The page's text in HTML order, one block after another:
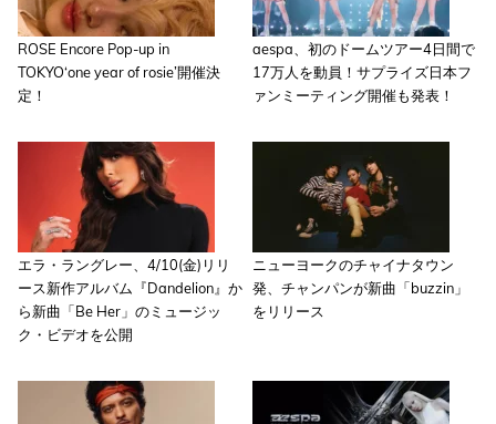
ROSE Encore Pop-up in
TOKYO‘one year of rosie’開催決
定！
aespa、初のドームツアー4日間で
17万人を動員！サプライズ日本フ
ァンミーティング開催も発表！
エラ・ラングレー、4/10(金)リリ
ース新作アルバム『Dandelion』か
ら新曲「Be Her」のミュージッ
ク・ビデオを公開
ニューヨークのチャイナタウン
発、チャンパンが新曲「buzzin」
をリリース